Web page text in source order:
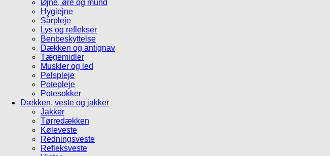
Øjne, øre og mund
Hygiejne
Sårpleje
Lys og reflekser
Benbeskyttelse
Dækken og antignav
Tægemidler
Muskler og led
Pelspleje
Potepleje
Potesokker
Dækken, veste og jakker
Jakker
Tørredækken
Køleveste
Redningsveste
Refleksveste